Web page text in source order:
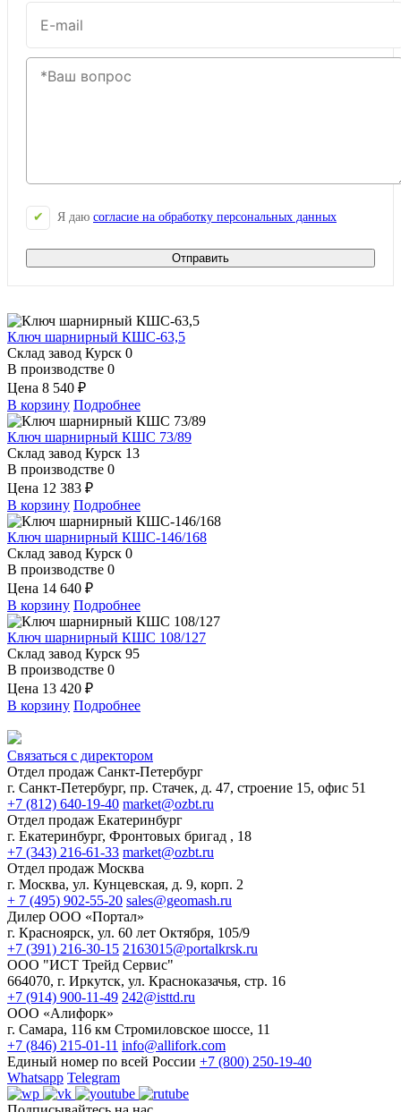
Я даю согласие на обработку персональных данных
Отправить
Ключ шарнирный КШС-63,5
Склад завод Курск 0
В производстве 0
Цена 8 540 ₽
В корзину Подробнее
Ключ шарнирный КШС 73/89
Склад завод Курск 13
В производстве 0
Цена 12 383 ₽
В корзину Подробнее
Ключ шарнирный КШС-146/168
Склад завод Курск 0
В производстве 0
Цена 14 640 ₽
В корзину Подробнее
Ключ шарнирный КШС 108/127
Склад завод Курск 95
В производстве 0
Цена 13 420 ₽
В корзину Подробнее
Связаться с директором
Отдел продаж Санкт-Петербург
г. Санкт-Петербург, пр. Стачек, д. 47, строение 15, офис 51
+7 (812) 640-19-40 market@ozbt.ru
Отдел продаж Екатеринбург
г. Екатеринбург, Фронтовых бригад , 18
+7 (343) 216-61-33 market@ozbt.ru
Отдел продаж Москва
г. Москва, ул. Кунцевская, д. 9, корп. 2
+ 7 (495) 902-55-20 sales@geomash.ru
Дилер ООО «Портал»
г. Красноярск, ул. 60 лет Октября, 105/9
+7 (391) 216-30-15 2163015@portalkrsk.ru
ООО "ИСТ Трейд Сервис"
664070, г. Иркутск, ул. Красноказачья, стр. 16
+7 (914) 900-11-49 242@isttd.ru
ООО «Алифорк»
г. Самара, 116 км Стромиловское шоссе, 11
+7 (846) 215-01-11 info@allifork.com
Единый номер по всей России +7 (800) 250-19-40
Whatsapp Telegram